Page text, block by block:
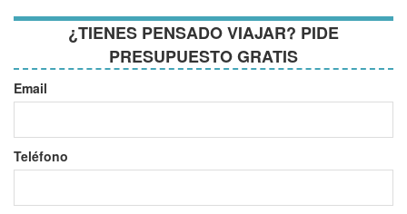
¿TIENES PENSADO VIAJAR? PIDE
PRESUPUESTO GRATIS
Email
Teléfono